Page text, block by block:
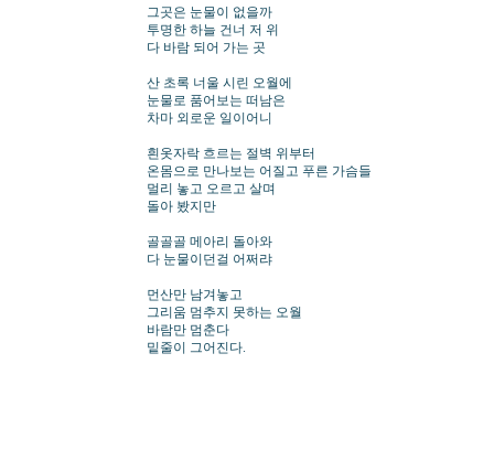
그곳은 눈물이 없을까
투명한 하늘 건너 저 위
다 바람 되어 가는 곳
산 초록 너울 시린 오월에
눈물로 품어보는 떠남은
차마 외로운 일이어니
흰옷자락 흐르는 절벽 위부터
온몸으로 만나보는 어질고 푸른 가슴들
멀리 놓고 오르고 살며
돌아 봤지만
골골골 메아리 돌아와
다 눈물이던걸 어쩌랴
먼산만 남겨놓고
그리움 멈추지 못하는 오월
바람만 멈춘다
밑줄이 그어진다.